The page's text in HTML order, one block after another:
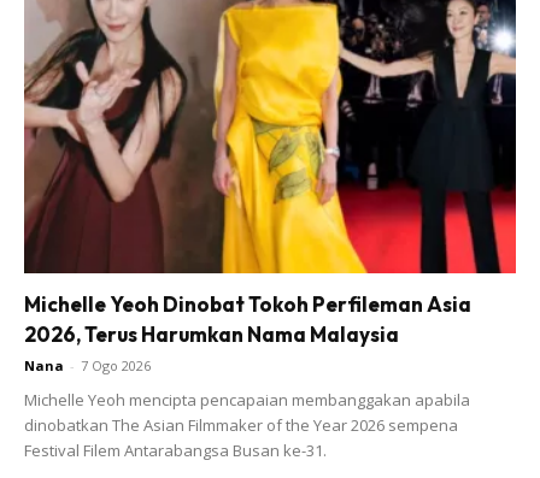
2. Kisar bersama sedikit air. Jangan terlalu cair.
Ads
Michelle Yeoh Dinobat Tokoh Perfileman Asia
2026, Terus Harumkan Nama Malaysia
Nana - 7 Ogo 2026
Michelle Yeoh mencipta pencapaian membanggakan apabila
dinobatkan The Asian Filmmaker of the Year 2026 sempena
Festival Filem Antarabangsa Busan ke-31.